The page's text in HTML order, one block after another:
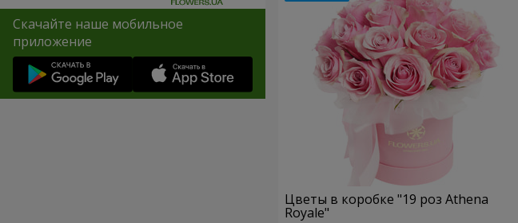
Скачайте наше мобильное
приложение
Цветы в коробке "19 роз Athena
Royale"